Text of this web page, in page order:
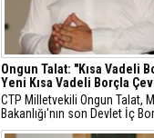
Ongun Talat: "Kısa Vadeli
Yeni Kısa Vadeli Borçla
CTP Milletvekili Ongun Talat,
Bakanlığı'nın son Devlet İç
Senedi (DİBS) ihalesini sert